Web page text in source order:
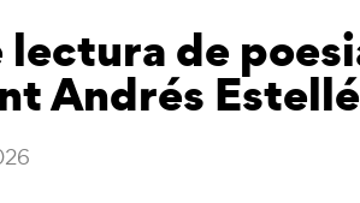
de
Andrés